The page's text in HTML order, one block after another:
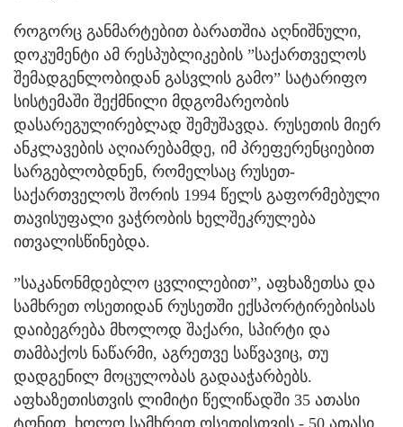
როგორც განმარტებით ბარათშია აღნიშნული,
დოკუმენტი ამ რესპუბლიკების ”საქართველოს
შემადგენლობიდან გასვლის გამო” სატარიფო
სისტემაში შექმნილი მდგომარეობის
დასარეგულირებლად შემუშავდა. რუსეთის მიერ
ანკლავების აღიარებამდე, იმ პრეფერენციებით
სარგებლობდნენ, რომელსაც რუსეთ-
საქართველოს შორის 1994 წელს გაფორმებული
თავისუფალი ვაჭრობის ხელშეკრულება
ითვალისწინებდა.
”საკანონმდებლო ცვლილებით”, აფხაზეთსა და
სამხრეთ ოსეთიდან რუსეთში ექსპორტირებისას
დაიბეგრება მხოლოდ შაქარი, სპირტი და
თამბაქოს ნაწარმი, აგრეთვე საწვავიც, თუ
დადგენილ მოცულობას გადააჭარბებს.
აფხაზეთისთვის ლიმიტი წელიწადში 35 ათასი
ტონით, ხოლო სამხრეთ ოსეთისთვის - 50 ათასი